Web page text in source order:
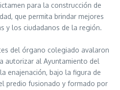
para la construcción de
que permita brindar mejores
y los ciudadanos de la región.
del órgano colegiado avalaron
autorizar al Ayuntamiento del
enajenación, bajo la figura de
predio fusionado y formado por